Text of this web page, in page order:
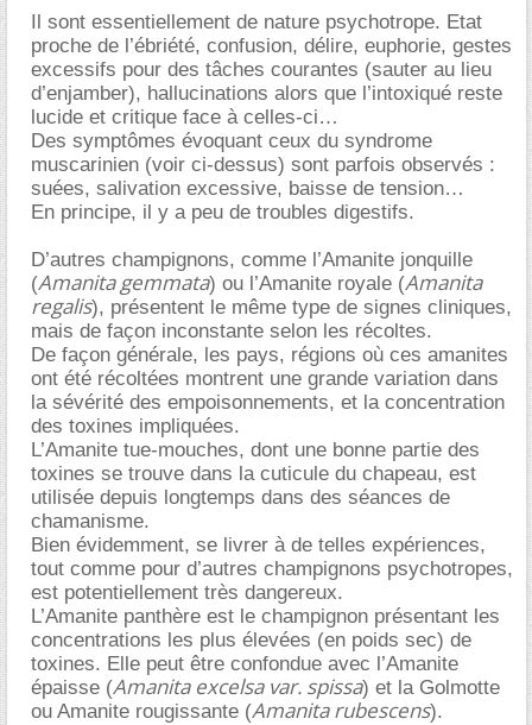
Il sont essentiellement de nature psychotrope. Etat
proche de l’ébriété, confusion, délire, euphorie, gestes
excessifs pour des tâches courantes (sauter au lieu
d’enjamber), hallucinations alors que l’intoxiqué reste
lucide et critique face à celles-ci
Des symptômes évoquant ceux du syndrome
muscarinien (voir ci-dessus) sont parfois observés :
suées, salivation excessive, baisse de tension
En principe, il y a peu de troubles digestifs.
D’autres champignons, comme l’Amanite jonquille
(Amanita gemmata) ou l’Amanite royale (Amanita
regalis), présentent le même type de signes cliniques,
mais de façon inconstante selon les récoltes.
De façon générale, les pays, régions où ces amanites
ont été récoltées montrent une grande variation dans
la sévérité des empoisonnements, et la concentration
des toxines impliquées.
L’Amanite tue-mouches, dont une bonne partie des
toxines se trouve dans la cuticule du chapeau, est
utilisée depuis longtemps dans des séances de
chamanisme.
Bien évidemment, se livrer à de telles expériences,
tout comme pour d’autres champignons psychotropes,
est potentiellement très dangereux.
L’Amanite panthère est le champignon présentant les
concentrations les plus élevées (en poids sec) de
toxines. Elle peut être confondue avec l’Amanite
épaisse (Amanita excelsa var. spissa) et la Golmotte
ou Amanite rougissante (Amanita rubescens).